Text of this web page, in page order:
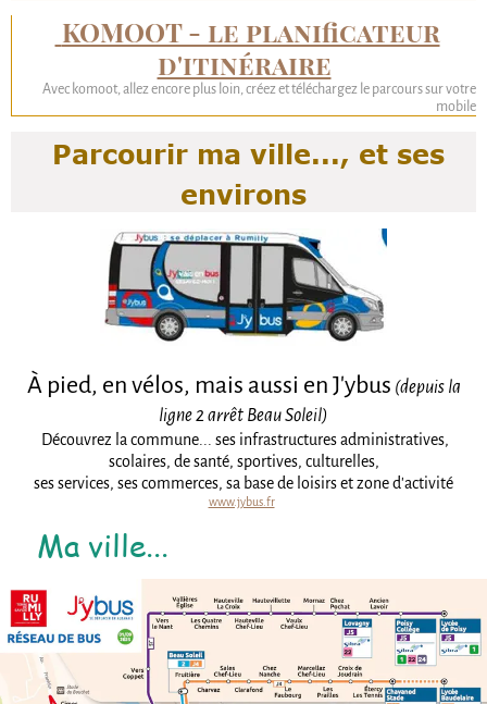
KOMOOT - le planificateur
d'itinéraire
Avec komoot, allez encore plus loin, créez et téléchargez le parcours sur votre
mobile
Parcourir ma ville..., et ses
environs
À pied, en vélos, mais aussi en J'ybus (depuis la
ligne 2 arrêt Beau Soleil)
Découvrez la commune... ses infrastructures administratives,
scolaires, de santé, sportives, culturelles,
ses services, ses commerces, sa base de loisirs et zone d'activité
www.jybus.fr
Ma ville...